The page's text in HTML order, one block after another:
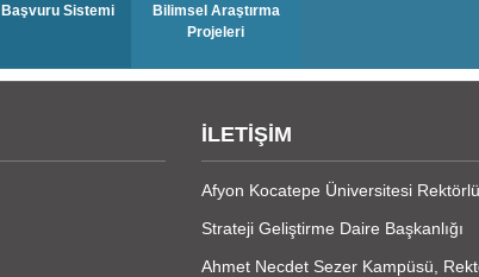
Başvuru Sistemi
Bilimsel Araştırma
Projeleri
İLETİŞİM
Afyon Kocatepe Üniversitesi
Strateji Geliştirme Daire Başkanlığı
Ahmet Necdet Sezer Kampüsü,